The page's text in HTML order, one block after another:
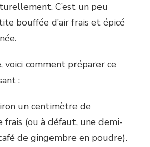
C’est un peu
bouffée d’air frais et épicé
voici comment préparer ce
:
un centimètre de
frais (ou à défaut, une demi-
de gingembre en poudre).